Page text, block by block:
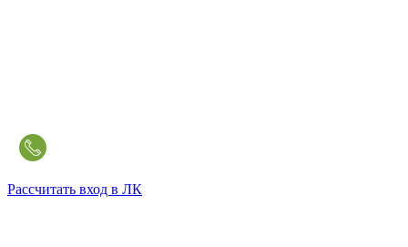
Рассчитать вход в ЛК